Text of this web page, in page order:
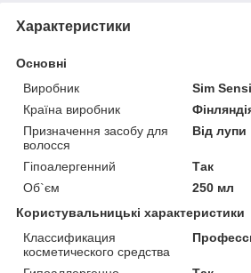
Характеристики
Основні
Виробник
Sim
Країна виробник
Призначення засобу для
волосся
Від лупи
Гіпоалергенний
Так
Об`єм
250 мл
Користувальницькі характеристики
Классификация
косметического средства